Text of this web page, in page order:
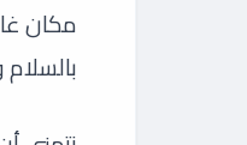
مكان